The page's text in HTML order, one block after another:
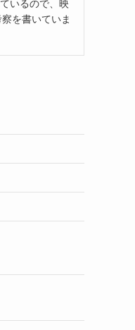
いるので、映
を書いていま